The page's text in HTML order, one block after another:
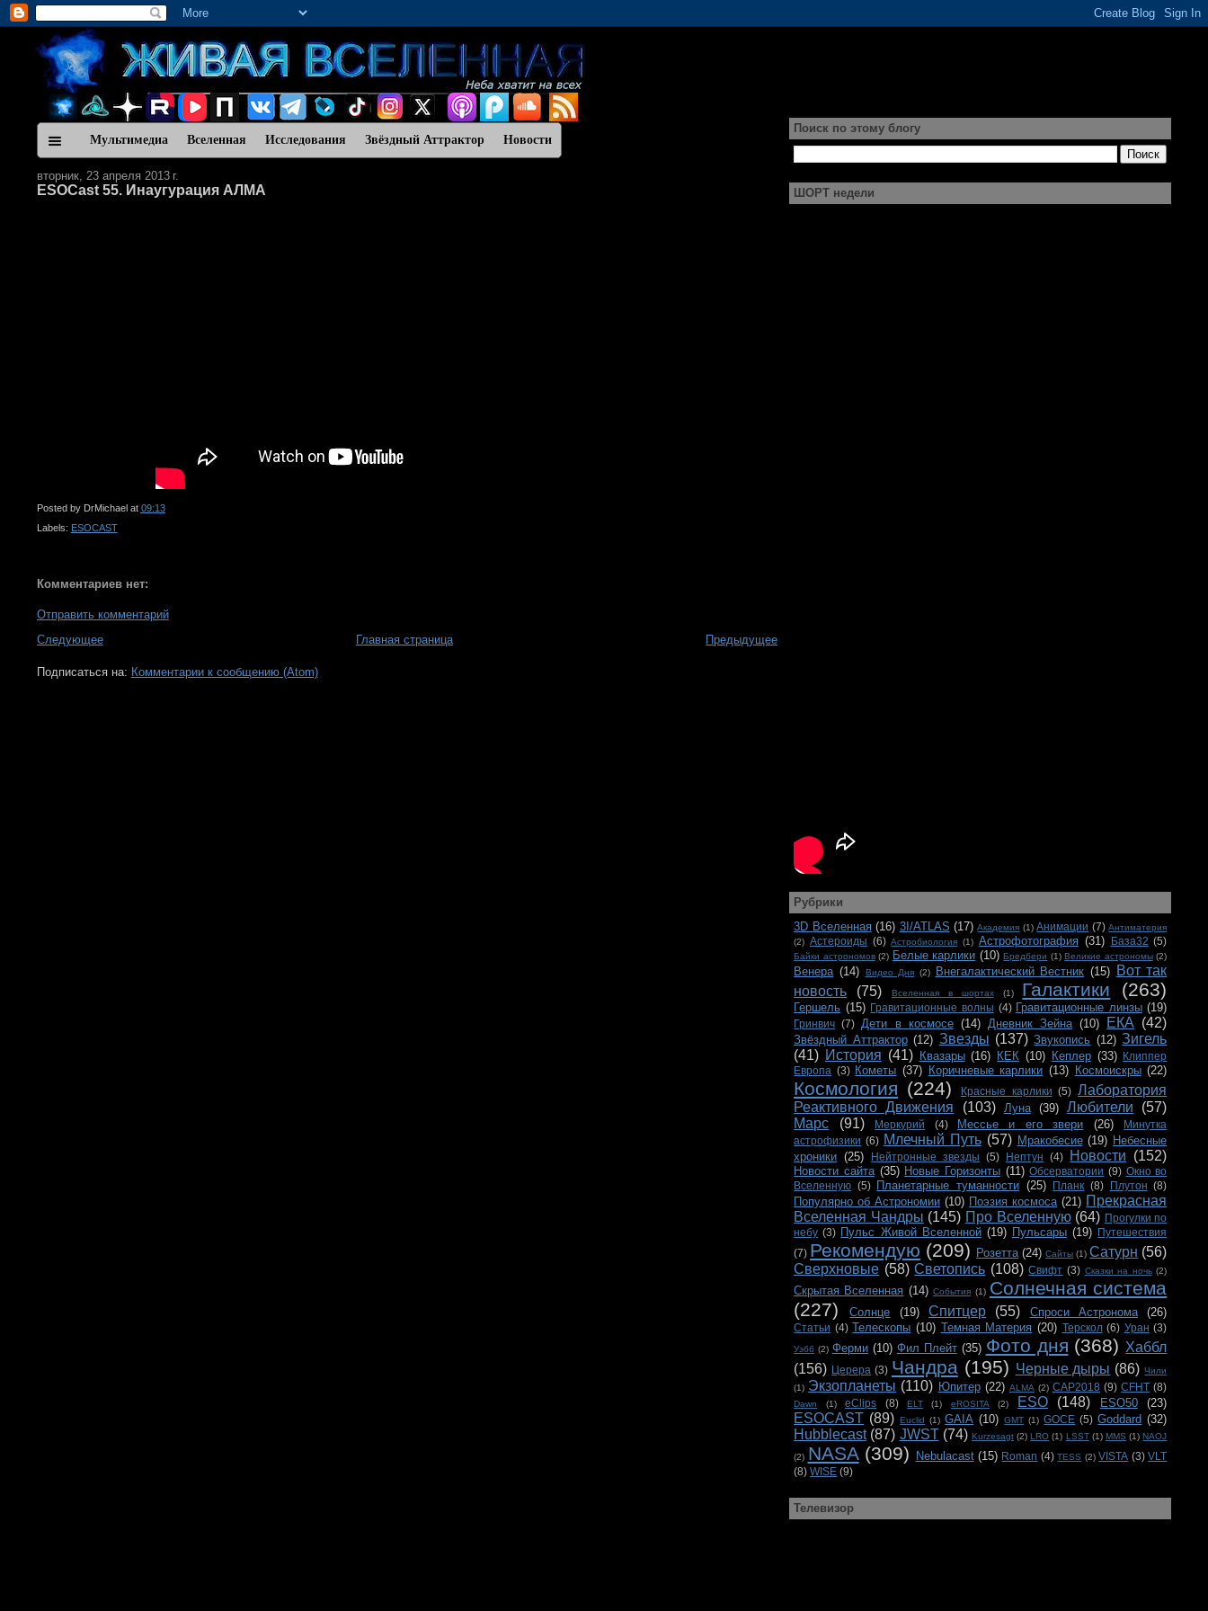
Мультимедиа Вселенная Исследования Звёздный Аттрактор Новости
вторник, 23 апреля 2013 г.
ESOCast 55. Инаугурация АЛМА
Posted by DrMichael at 09:13
Labels: ESOCAST
Комментариев нет:
Отправить комментарий
Следующее
Предыдущее
Главная страница
Подписаться на: Комментарии к сообщению (Atom)
Поиск по этому блогу
ШОРТ недели
Рубрики
3D Вселенная (16) 3I/ATLAS (17) Академия (1) Анимации (7) Антиматерия
(2) Астероиды (6) Астробиология (1) Астрофотография (31) База32 (5)
Байки астрономов (2) Белые карлики (10) Бредбери (1) Великие астрономы (2)
Венера (14) Видео Дня (2) Внегалактический Вестник (15)
Вот так
новость
(75) Вселенная в шортах (1) Галактики (263)
Гершель (15) Гравитационные волны (4) Гравитационные линзы (19)
Гринвич (7) Дети в космосе (14) Дневник Зейна (10) ЕКА (42)
Звёздный Аттрактор (12) Звезды (137) Звукопись (12) Зигель
(41) История (41) Квазары (16) КЕК (10) Кеплер (33) Клиппер
Европа (3) Кометы (37) Коричневые карлики (13) Космоискры (22)
Космология (224) Красные карлики (5) Лаборатория
Реактивного Движения
(103) Луна (39) Любители
(57)
Марс
(91) Меркурий (4) Мессье и его звери (26)
Минутка
астрофизики (6) Млечный Путь (57) Мракобесие (19) Небесные
хроники (25) Нейтронные звезды (5) Нептун (4) Новости (152)
Новости сайта (35) Новые Горизонты (11) Обсерватории (9) Окно во
Вселенную (5) Планетарные туманности (25) Планк (8) Плутон (8)
Популярно об Астрономии (10) Поэзия космоса (21) Прекрасная
Вселенная Чандры (145) Про Вселенную (64) Прогулки по
небу (3) Пульс Живой Вселенной (19) Пульсары (19) Путешествия
(7) Рекомендую (209) Розетта (24) Сайты (1) Сатурн (56)
Сверхновые (58) Светопись (108) Свифт (3) Сказки на ночь (2)
Скрытая Вселенная (14) События (1) Солнечная система
(227)
Солнце (19) Спитцер (55) Спроси Астронома (26)
Статьи (4) Телескопы (10) Темная Материя (20) Терскол (6) Уран (3)
Уэбб (2) Ферми (10) Фил Плейт (35) Фото дня (368) Хаббл
(156) Церера (3) Чандра (195) Черные дыры (86) Чили
(1) Экзопланеты (110) Юпитер (22) ALMA (2) CAP2018 (9) CFHT (8)
Dawn (1) eClips (8) ELT (1) eROSITA (2) ESO (148) ESO50 (23)
ESOCAST (89) Euclid (1) GAIA (10) GMT (1) GOCE (5) Goddard (32)
Hubblecast (87) JWST (74) Kurzesagt (2) LRO (1) LSST (1) MMS (1) NAOJ
(2) NASA (309) Nebulacast (15) Roman (4) TESS (2) VISTA (3) VLT
(8) WISE (9)
Телевизор